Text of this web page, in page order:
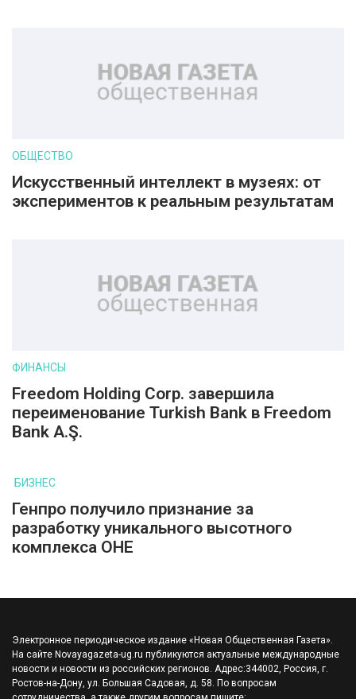
ОБЩЕСТВО
Искусственный интеллект в музеях: от
экспериментов к реальным результатам
ФИНАНСЫ
Freedom Holding Corp. завершила
переименование Turkish Bank в Freedom
Bank A.Ş.
БИЗНЕС
Генпро получило признание за
разработку уникального высотного
комплекса ОНЕ
Электронное периодическое издание «Новая Общественная Газета».
На сайте Novayagazeta-ug.ru публикуются актуальные международные
новости и новости из российских регионов. Адрес:344002, Россия, г.
Ростов-на-Дону, ул. Большая Садовая, д. 58. По вопросам